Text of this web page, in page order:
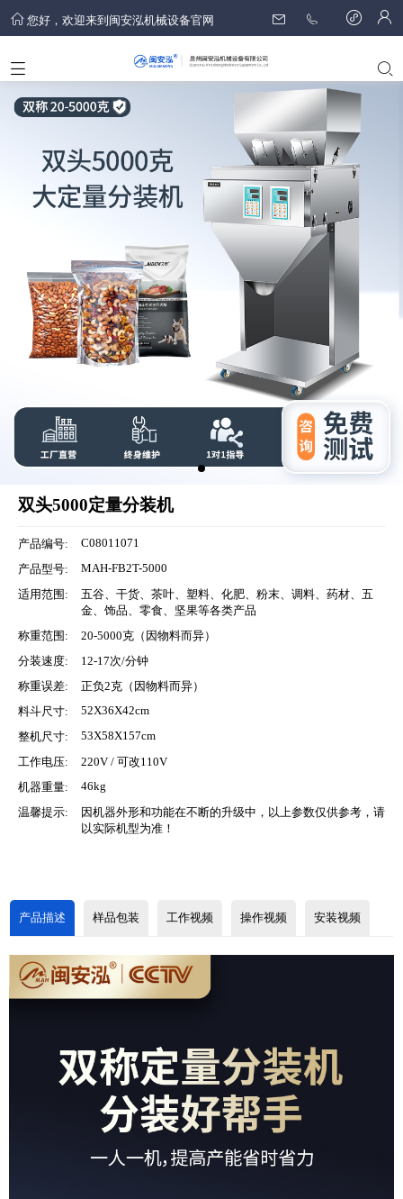
您好，欢迎来到闽安泓机械设备官网
双头5000定量分装机
产品编号:
C08011071
产品型号:
MAH-FB2T-5000
适用范围:
五谷、干货、茶叶、塑料、化肥、粉末、调料、药材、五
金、饰品、零食、坚果等各类产品
称重范围:
20-5000克（因物料而异）
分装速度:
12-17次/分钟
称重误差:
正负2克（因物料而异）
料斗尺寸:
52X36X42cm
整机尺寸:
53X58X157cm
工作电压:
220V / 可改110V
机器重量:
46kg
温馨提示:
因机器外形和功能在不断的升级中，以上参数仅供参考，请
以实际机型为准！
产品描述 样品包装 工作视频 操作视频 安装视频